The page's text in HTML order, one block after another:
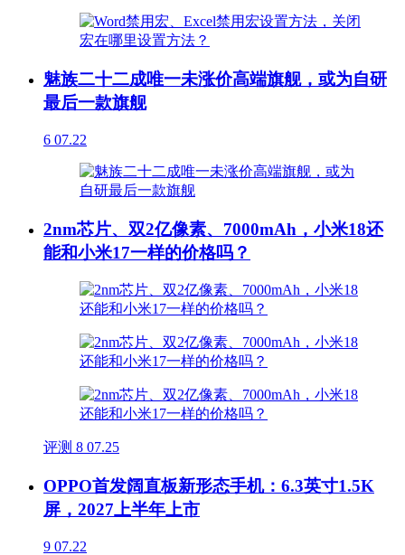
魅族二十二成唯一未涨价高端旗舰，或为自研
最后一款旗舰
6 07.22
2nm芯片、双2亿像素、7000mAh，小米18还
能和小米17一样的价格吗？
评测 8 07.25
OPPO首发阔直板新形态手机：6.3英寸1.5K
屏，2027上半年上市
9 07.22